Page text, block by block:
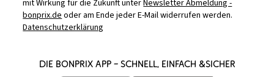
mit Wirkung für die Zukunft unterNewsletter Abmeldung -
bonprix.deoder am Ende jeder E-Mail widerrufen werden.
Datenschutzerklärung
DIE BONPRIX APP – SCHNELL, EINFACH &SICHER